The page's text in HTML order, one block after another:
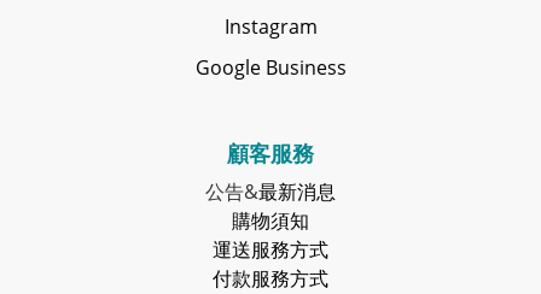
Instagram
Google Business
顧客服務
公告&最新消息
購物須知
運送服務方式
付款服務方式